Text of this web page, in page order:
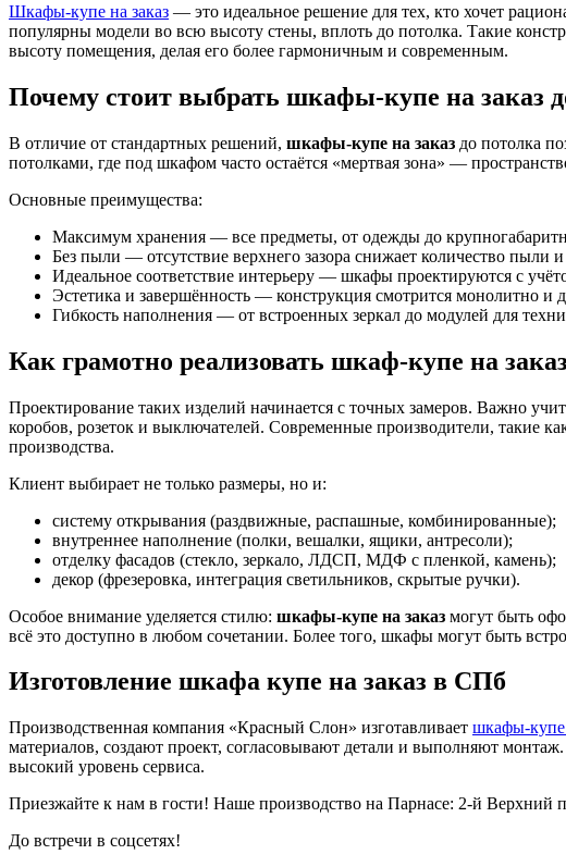
Шкафы-купе на заказ — это идеальное решение для тех, кто хочет
популярны модели во всю высоту стены, вплоть до потолка. Такие
высоту помещения, делая его более гармоничным и современным.
Почему стоит выбрать шкафы-купе на заказ
В отличие от стандартных решений, шкафы-купе на заказ до потолка
потолками, где под шкафом часто остаётся «мертвая зона» —
Основные преимущества:
Максимум хранения — все предметы, от одежды до
Без пыли — отсутствие верхнего зазора снижает количество пыли и
Идеальное соответствие интерьеру — шкафы проектируются с
Эстетика и завершённость — конструкция смотрится монолитно и
Гибкость наполнения — от встроенных зеркал до модулей для
Как грамотно реализовать шкаф-купе на
Проектирование таких изделий начинается с точных замеров. Важно
коробов, розеток и выключателей. Современные производители, такие
производства.
Клиент выбирает не только размеры, но и:
систему открывания (раздвижные, распашные, комбинированные);
внутреннее наполнение (полки, вешалки, ящики, антресоли);
отделку фасадов (стекло, зеркало, ЛДСП, МДФ с пленкой, камень);
декор (фрезеровка, интеграция светильников, скрытые ручки).
Особое внимание уделяется стилю: шкафы-купе на заказ могут быть
всё это доступно в любом сочетании. Более того, шкафы могут быть
Изготовление шкафа купе на заказ в СПб
Производственная компания «Красный Слон» изготавливает шкафы-купе
материалов, создают проект, согласовывают детали и выполняют
высокий уровень сервиса.
Приезжайте к нам в гости! Наше производство на Парнасе: 2-й
До встречи в соцсетях!